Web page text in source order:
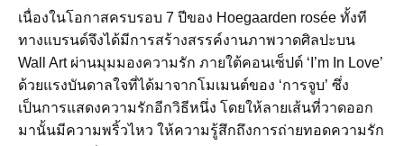
เนื่องในโอกาสครบรอบ 7 ปีของ Hoegaarden rosée ทั้งที
ทางแบรนด์จึงได้มีการสร้างสรรค์งานภาพวาดศิลปะบน
Wall Art ผ่านมุมมองความรัก ภายใต้คอนเซ็ปต์ ‘I’m In Love’
ด้วยแรงบันดาลใจที่ได้มาจากโมเมนต์ของ ‘การจูบ’ ซึ่ง
เป็นการแสดงความรักอีกวิธีหนึ่ง โดยให้ลายเส้นที่วาดออก
มานั้นมีความพริ้วไหว ให้ความรู้สึกถึงการถ่ายทอดความรัก